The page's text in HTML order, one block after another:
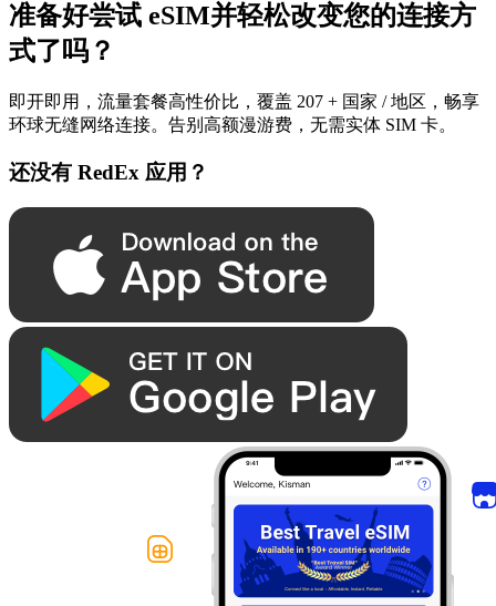
准备好尝试 eSIM并轻松改变您的连接方
式了吗？
即开即用，流量套餐高性价比，覆盖 207 + 国家 / 地区，畅享
环球无缝网络连接。告别高额漫游费，无需实体 SIM 卡。
还没有 RedEx 应用？